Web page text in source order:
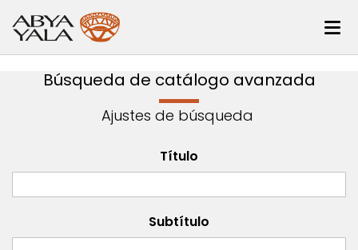
Búsqueda de catálogo avanzada
Ajustes de búsqueda
Título
Subtítulo